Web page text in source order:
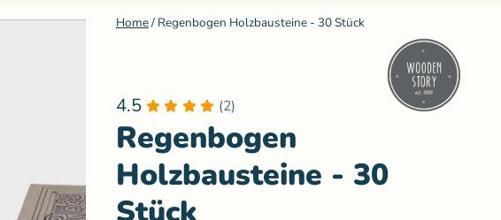
Malen & Kneten
Musik & Klänge
Namaki Bio-Schminke
Nanchen Natur
natureZOO
Steiner Kuscheltiere
Sternengasse
Teenytini
Home/ Regenbogen Holzbausteine - 30 Stück
4.5 (2)
Regenbogen
Holzbausteine - 30